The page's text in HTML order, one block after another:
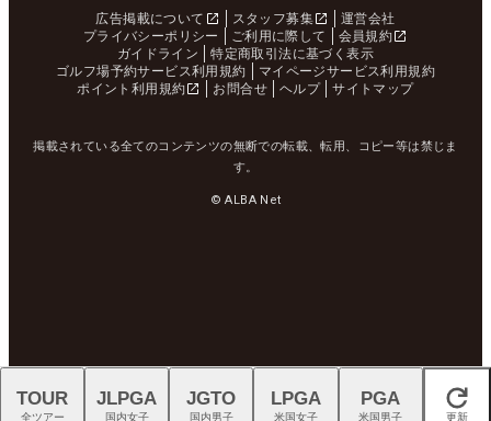
広告掲載について スタッフ募集
運営会社
プライバシーポリシー
ご利用に際して
会員規約
ガイドライン
特定商取引法に基づく表示
ゴルフ場予約サービス利用規約
マイページサービス利用規約
ポイント利用規約
お問合せ ヘルプ サイトマップ
掲載されている全てのコンテンツの無断での転載、転用、コピー等は禁じま
す。
© ALBA Net
閉じる
TOUR
全ツアー
JLPGA
国内女子
JGTO
国内男子
LPGA
米国女子
PGA
米国男子 更新